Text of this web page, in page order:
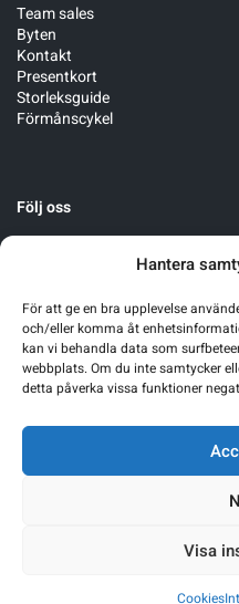
Hantera
För att ge en bra upplevelse
och/eller komma åt
kan vi behandla data som
webbplats. Om du inte samtycker
detta påverka vissa funktioner
Visa
Cookies
Team sales
Byten
Kontakt
Presentkort
Storleksguide
Förmånscykel
Följ oss